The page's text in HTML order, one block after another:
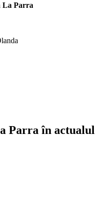
La Parra
Parra în actualul